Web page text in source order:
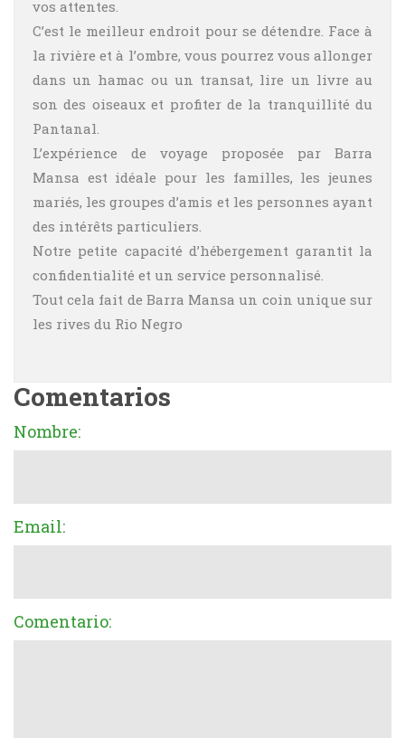
vos attentes.
C’est le meilleur endroit pour se détendre. Face à
la rivière et à l’ombre, vous pourrez vous allonger
dans un hamac ou un transat, lire un livre au
son des oiseaux et profiter de la tranquillité du
Pantanal.
L’expérience de voyage proposée par Barra
Mansa est idéale pour les familles, les jeunes
mariés, les groupes d’amis et les personnes ayant
des intérêts particuliers.
Notre petite capacité d’hébergement garantit la
confidentialité et un service personnalisé.
Tout cela fait de Barra Mansa un coin unique sur
les rives du Rio Negro
Comentarios
Nombre:
Email:
Comentario: